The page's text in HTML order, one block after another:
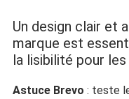
Un design clair et
marque est
la lisibilité pour
Astuce Brevo : teste